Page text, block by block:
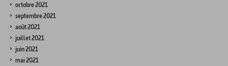
octobre 2021
septembre 2021
août 2021
juillet 2021
juin 2021
mai 2021